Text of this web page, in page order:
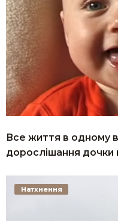
Все життя в одному
дорослішання дочки
Натхнення